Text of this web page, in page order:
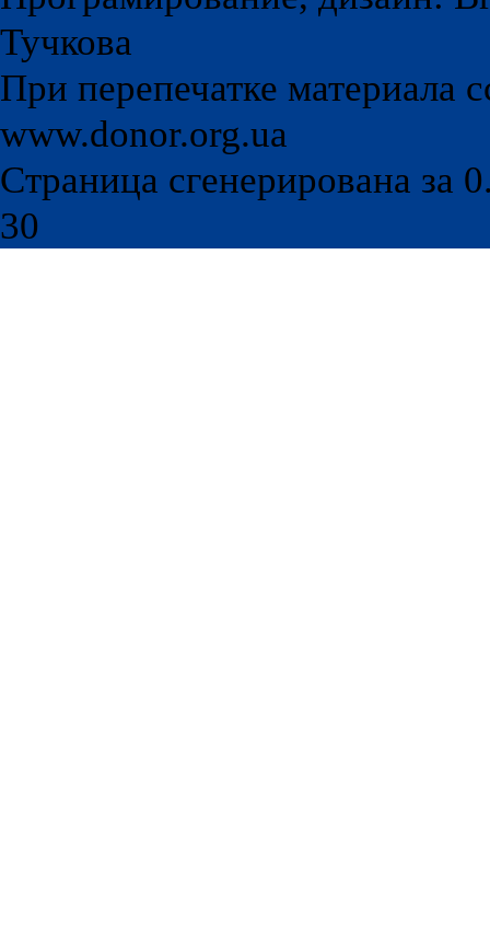
Тучкова
При перепечатке материала
www.donor.org.ua
Страница сгенерирована за
30